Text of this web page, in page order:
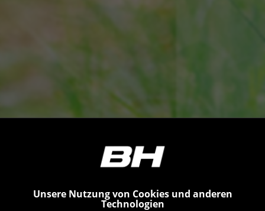
Unsere Nutzung von Cookies und anderen
Technologien